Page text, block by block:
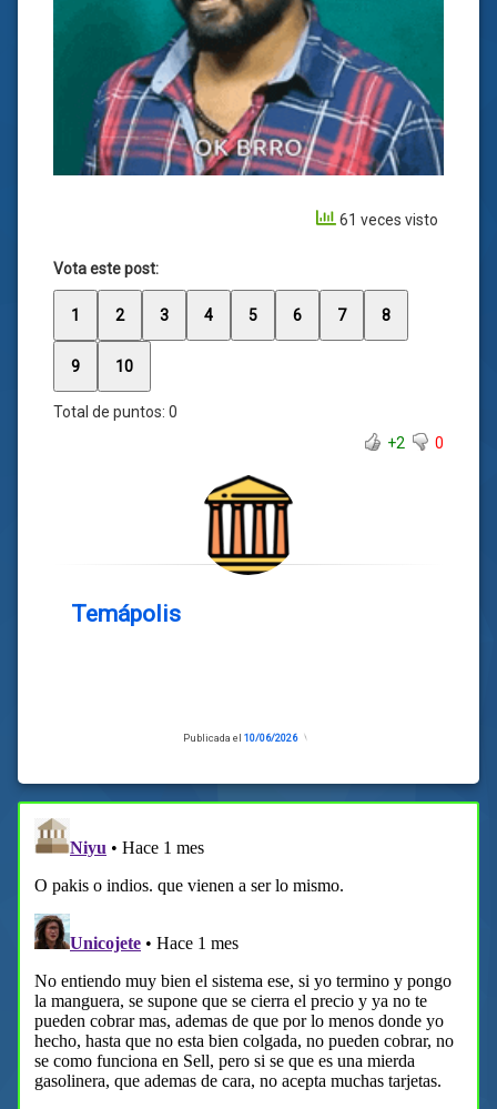
61 veces visto
Vota este post:
1 2 3 4 5 6 7 8
9 10
Total de puntos: 0
+2
0
Temápolis
Publicada el 10/06/2026